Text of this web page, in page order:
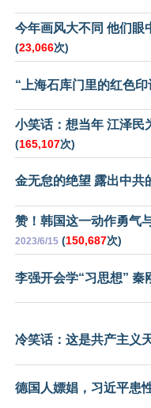
今年画风大不同 他们眼
(23,066次)
“上海石库门里的红色
小笑话：想当年 江泽民
(165,107次)
金无怠的绝望 露出中共
赞！韩国这一动作勇气
2023/6/15 (150,687次)
李强开会学“习思想” 秦
冷笑话：这是共产主义
德国人嫖娼，习近平患